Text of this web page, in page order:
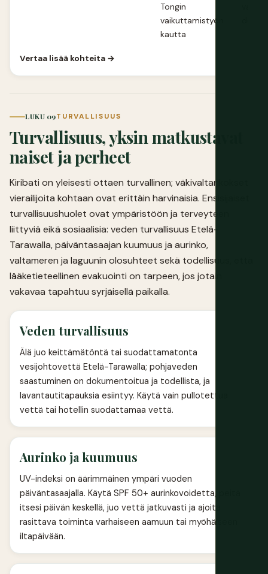
Tongin
vaikuttamistyön
kautta
Vertaa lisää kohteita →
LUKU 09TURVALLISUUS
Turvallisuus, yksin matkustavat
naiset ja perheet
Kiribati on yleisesti ottaen turvallinen; väkivaltarikokset
vierailijoita kohtaan ovat erittäin harvinaisia. Ensisijaiset
turvallisuushuolet ovat ympäristöön ja terveyteen
liittyviä eikä sosiaalisia: veden turvallisuus Etelä-
Tarawalla, päiväntasaajan kuumuus ja aurinko,
valtameren ja laguunin olosuhteet sekä todellisuus, että
lääketieteellinen evakuointi on tarpeen, jos jotain
vakavaa tapahtuu syrjäisellä paikalla.
Veden turvallisuus
Älä juo keittämätöntä tai suodattamatonta
vesijohtovettä Etelä-Tarawalla; pohjaveden
saastuminen on dokumentoitua ja todellista, ja
lavantautitapauksia esiintyy. Käytä vain pullotettua
vettä tai hotellin suodattamaa vettä.
Aurinko ja kuumuus
UV-indeksi on äärimmäinen ympäri vuoden
päiväntasaajalla. Käytä SPF 50+ aurinkovoidetta, peitä
itsesi päivän keskellä, juo vettä jatkuvasti ja ajoita
rasittava toiminta varhaiseen aamuun tai myöhäiseen
iltapäivään.